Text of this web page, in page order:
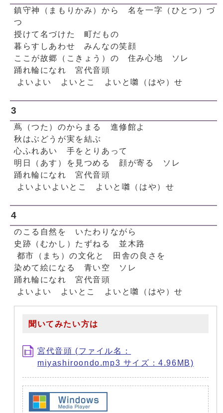
鎮守神（まもりかみ）から 名を一字（ひとつ）づ
つ
授けて名づけた 町だもの
暮らすしあわせ みんなの笑顔
ここが故郷（こきょう）の 住み心地 ソレ
踊れ輪になれ 宮代音頭
よいよい よいとこ よいと囃（はや）せ
3
蔦（つた）のからまる 進修館よ
秋はぶどうが実を結ぶ
心ふれあい 手をとりあって
明日（あす）を見つめる 顔が寄る ソレ
踊れ輪になれ 宮代音頭
よいよいよいとこ よいと囃（はや）せ
4
のこる自然を いたわりながら
史跡（むかし）たずねる 並木路
都市（まち）の文化と 田舎の良さを
染めて絵になる 青い空 ソレ
踊れ輪になれ 宮代音頭
よいよい よいとこ よいと囃（はや）せ
聞いてみたい方は
宮代音頭 (ファイル名：
miyashiroondo.mp3 サイズ：4.96MB)